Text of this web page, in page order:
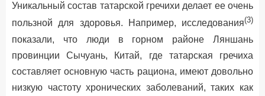
Уникальный состав татарской гречихи делает ее очень
пользной для здоровья. Например, исследования(3)
показали, что люди в горном районе Ляншань
провинции Сычуань, Китай, где татарская гречиха
составляет основную часть рациона, имеют довольно
низкую частоту хронических заболеваний, таких как